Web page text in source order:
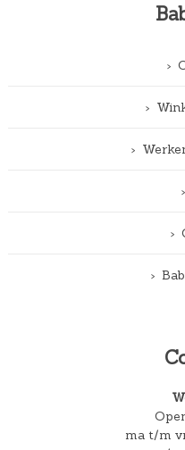
ma t/m